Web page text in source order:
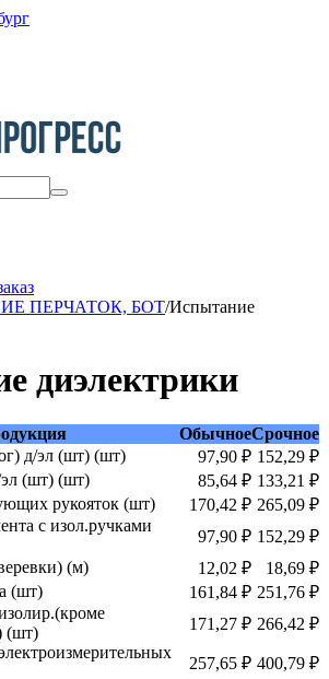
ПЕРЧАТОК, БОТ/Испытание
диэлектрики
ОбычноеСрочное
д/эл (шт) (шт)
97,90 ₽ 152,29 ₽
(шт) (шт)
85,64 ₽ 133,21 ₽
рукояток (шт)
170,42 ₽ 265,09 ₽
с изол.ручками
97,90 ₽ 152,29 ₽
(м)
12,02 ₽
18,69 ₽
(шт)
161,84 ₽ 251,76 ₽
(шт)
171,27 ₽ 266,42 ₽
257,65 ₽ 400,79 ₽